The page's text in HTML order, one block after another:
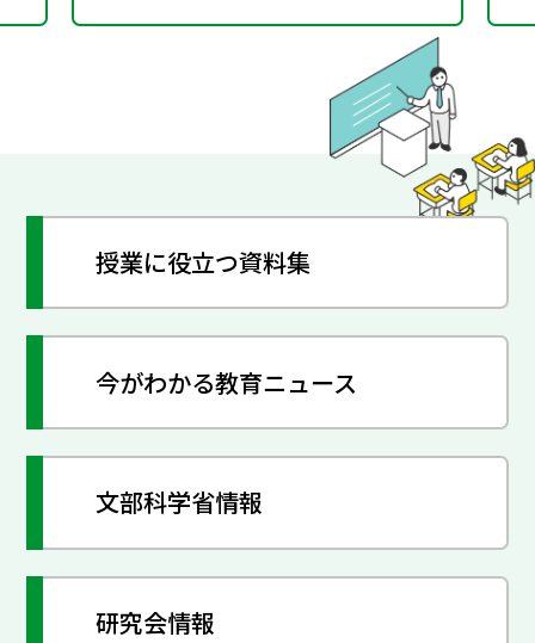
授業に役立つ資料集
今がわかる教育ニュース
文部科学省情報
研究会情報